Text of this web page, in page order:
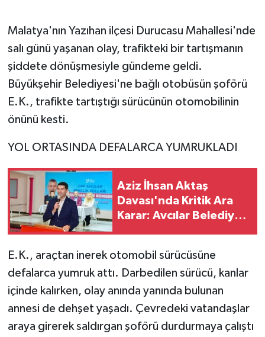
Malatya'nın Yazıhan ilçesi Durucasu Mahallesi'nde
salı günü yaşanan olay, trafikteki bir tartışmanın
şiddete dönüşmesiyle gündeme geldi.
Büyükşehir Belediyesi'ne bağlı otobüsün şoförü
E.K., trafikte tartıştığı sürücünün otomobilinin
önünü kesti.
YOL ORTASINDA DEFALARCA YUMRUKLADI
Aziz İhsan Aktaş
Davası'nda Kritik Ara
Karar: Avcılar Belediye
Tutukluluğa Devam
E.K., araçtan inerek otomobil sürücüsüne
defalarca yumruk attı. Darbedilen sürücü, kanlar
içinde kalırken, olay anında yanında bulunan
annesi de dehşet yaşadı. Çevredeki vatandaşlar
araya girerek saldırgan şoförü durdurmaya çalıştı